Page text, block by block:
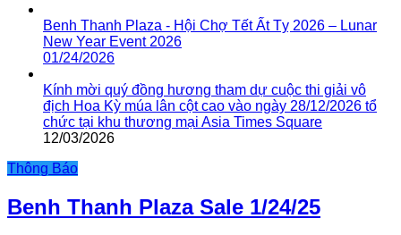
Benh Thanh Plaza - Hội Chợ Tết Ất Tỵ 2026 – Lunar
New Year Event 2026
01/24/2026
Kính mời quý đồng hương tham dự cuộc thi giải vô
địch Hoa Kỳ múa lân cột cao vào ngày 28/12/2026 tổ
chức tại khu thương mại Asia Times Square
12/03/2026
Thông Báo
Benh Thanh Plaza Sale 1/24/25